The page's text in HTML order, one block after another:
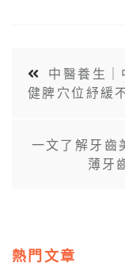
中醫養生
健脾穴位紓緩
一文了解牙齒
薄牙
熱門文章